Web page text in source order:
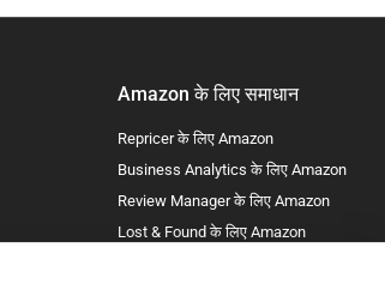
Amazon के लिए समाधान
Repricer के लिए Amazon
Business Analytics के लिए Amazon
Review Manager के लिए Amazon
Lost & Found के लिए Amazon